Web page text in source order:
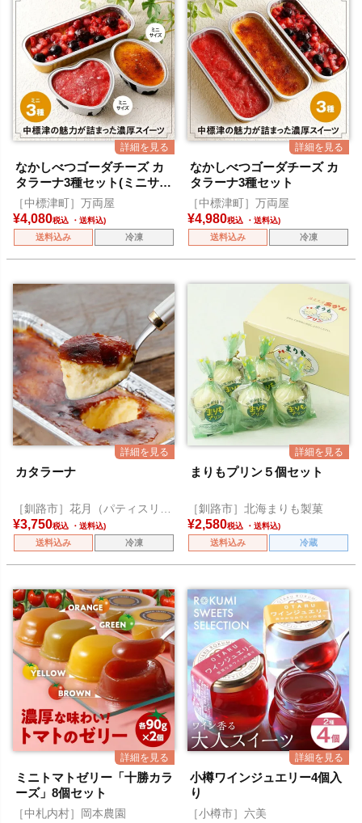
なかしべつゴーダチーズ カ
タラーナ3種セット(ミニサイ
ズ)
［中標津町］万両屋
¥4,080税込
送料込み 冷凍
なかしべつゴーダチーズ カ
タラーナ3種セット
［中標津町］万両屋
¥4,980税込
送料込み 冷凍
カタラーナ
［釧路市］花月（パティスリー
ぷちどーる）
¥3,750税込
送料込み 冷凍
まりもプリン５個セット
［釧路市］北海まりも製菓
¥2,580税込
送料込み 冷蔵
ミニトマトゼリー「十勝カラ
ーズ」8個セット
［中札内村］岡本農園
小樽ワインジュエリー4個入
り
［小樽市］六美